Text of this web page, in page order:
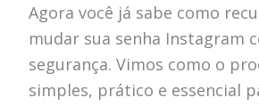
Agora você já sabe como
mudar sua senha Instagram
segurança. Vimos como o
simples, prático e essencial